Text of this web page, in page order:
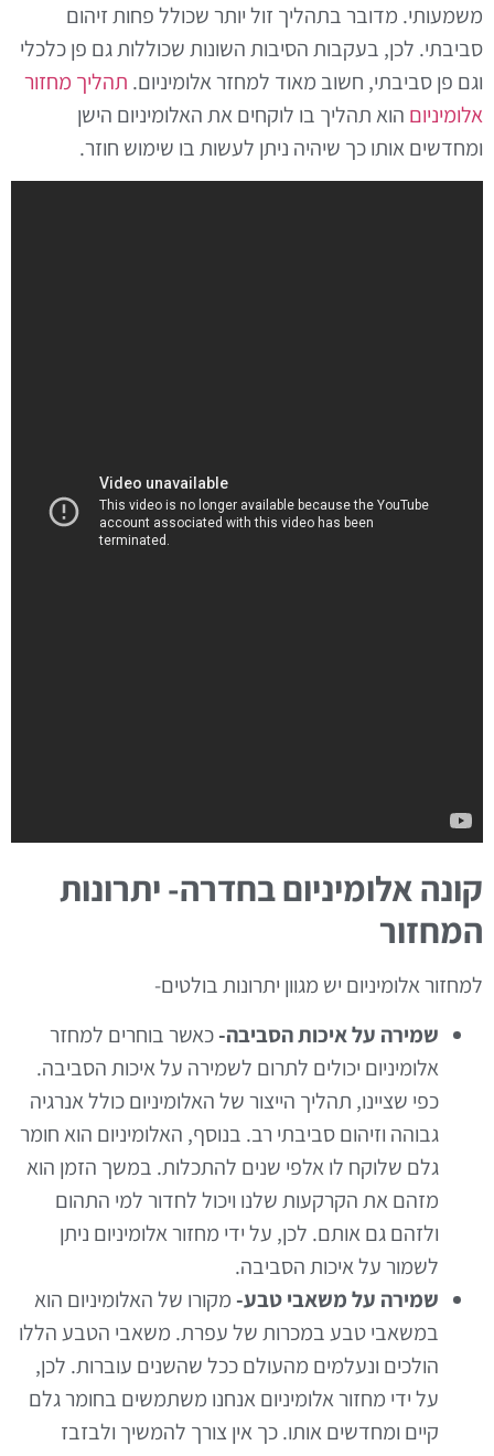
משמעותי. מדובר בתהליך זול יותר שכולל פחות זיהום
סביבתי. לכן, בעקבות הסיבות השונות שכוללות גם פן כלכלי
וגם פן סביבתי, חשוב מאוד למחזר אלומיניום. תהליך מחזור
אלומיניום הוא תהליך בו לוקחים את האלומיניום הישן
ומחדשים אותו כך שיהיה ניתן לעשות בו שימוש חוזר.
קונה אלומיניום בחדרה- יתרונות
המחזור
למחזור אלומיניום יש מגוון יתרונות בולטים-
שמירה על איכות הסביבה-כאשר בוחרים למחזר
אלומיניום יכולים לתרום לשמירה על איכות הסביבה.
כפי שציינו, תהליך הייצור של האלומיניום כולל אנרגיה
גבוהה וזיהום סביבתי רב. בנוסף, האלומיניום הוא חומר
גלם שלוקח לו אלפי שנים להתכלות. במשך הזמן הוא
מזהם את הקרקעות שלנו ויכול לחדור למי התהום
ולזהם גם אותם. לכן, על ידי מחזור אלומיניום ניתן
לשמור על איכות הסביבה.
שמירה על משאבי טבע-מקורו של האלומיניום הוא
במשאבי טבע במכרות של עפרת. משאבי הטבע הללו
הולכים ונעלמים מהעולם ככל שהשנים עוברות. לכן,
על ידי מחזור אלומיניום אנחנו משתמשים בחומר גלם
קיים ומחדשים אותו. כך אין צורך להמשיך ולבזבז